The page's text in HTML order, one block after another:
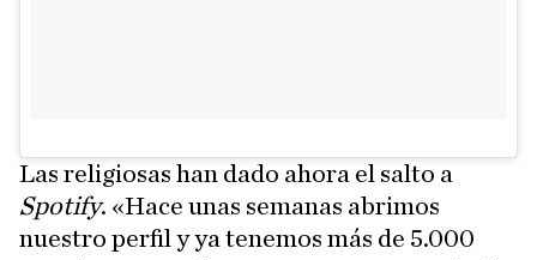
Las religiosas han dado ahora el salto a
Spotify. «Hace unas semanas abrimos
nuestro perfil y ya tenemos más de 5.000